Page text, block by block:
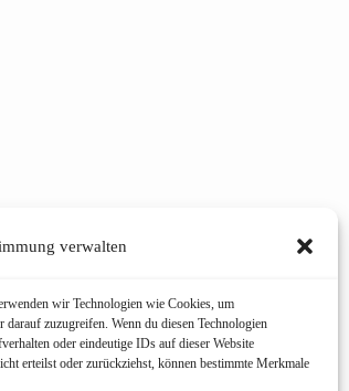
verwalten
wir Technologien wie Cookies, um
zuzugreifen. Wenn du diesen Technologien
oder eindeutige IDs auf dieser Website
erteilst oder zurückziehst, können bestimmte Merkmale